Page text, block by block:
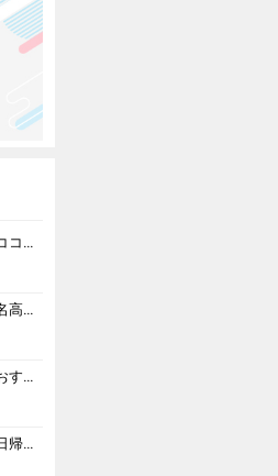
香川県でうどん巡りするならココ！本場の讃岐うどんの名店
ここに寄るのがおすすめ！東名高速道路・新東名高速道路の充実のSA・PA10選
定番から穴場まで！山梨県のおすすめ観光スポット37選
暑い夏を乗り切る！関西から日帰りや1泊2日におすすめの避暑地10選